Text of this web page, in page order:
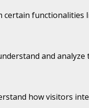
and
how visitors